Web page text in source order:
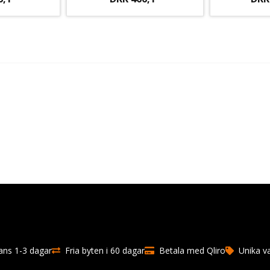
1-3 dagar Fria byten i 60 dagar Betala med Qliro Unika